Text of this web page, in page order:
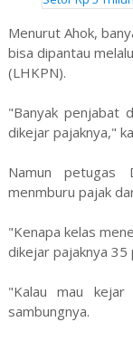
Menurut Ahok,
bisa dipantau
(LHKPN).
"Banyak penjabat
dikejar pajaknya,"
Namun petugas
menmburu pajak
"Kenapa kelas
dikejar pajaknya 35
"Kalau mau
sambungnya.